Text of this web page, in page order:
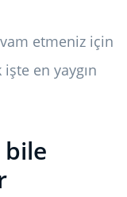
etmeniz için
en yaygın
bile